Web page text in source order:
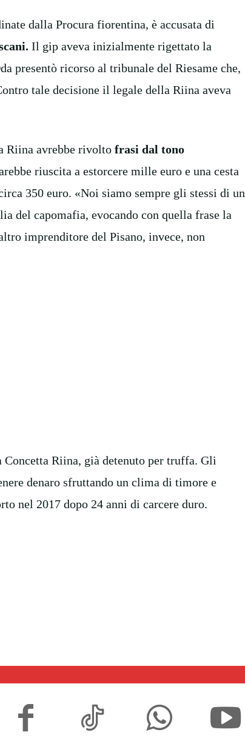
dalla Procura fiorentina, è accusata di
Il gip aveva inizialmente rigettato la
presentò ricorso al tribunale del Riesame che,
tale decisione il legale della Riina aveva
Riina avrebbe rivolto frasi dal tono
riuscita a estorcere mille euro e una cesta
350 euro. «Noi siamo sempre gli stessi di un
del capomafia, evocando con quella frase la
imprenditore del Pisano, invece, non
Riina, già detenuto per truffa. Gli
denaro sfruttando un clima di timore e
nel 2017 dopo 24 anni di carcere duro.